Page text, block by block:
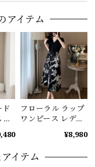
アイテム
レ
フローラル ラップ
ワンピース レディ
エレガント A1235
¥8,980
イテム